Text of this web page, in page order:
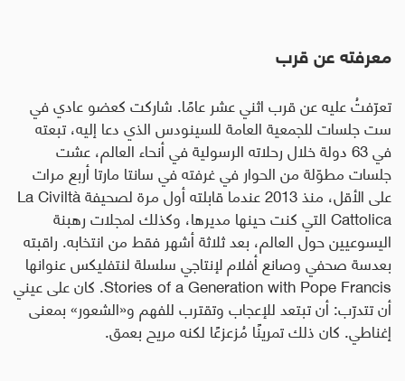
معرفته عن قرب
تعرّفتُ عليه عن قرب اثني عشر عامًا. شاركت كعضو عادي في
ست جلسات للجمعية العامة للسينودس الذي دعا إليه، تبعته
في 63 دولة خلال رحلاته الرسولية في أنحاء العالم، عشت
جلسات مطوّلة من الحوار في غرفته في سانتا مارتا أربع مرات
على الأقل، منذ 2013 عندما قابلته أول مرة لصحيفة La Civiltà
Cattolicaالتي كنت حينها مديرها، وكذلك لمجلات رهبنة
اليسوعيين حول العالم، بعد ثلاثة أشهر فقط من انتخابه. راقبته
بعدسة صحفي وصانع أفلام لإنتاجي سلسلة لنتفليكس عنوانها
Stories of a Generation with Pope Francis. كان على عيني
أن تتدرّب: أن تبتعد للإعجاب وتقترب للفهم و«الشعور» بمعنى
إغناطي. كان ذلك تمرينًا مُزعزعًا لكنه مريح بعمق.